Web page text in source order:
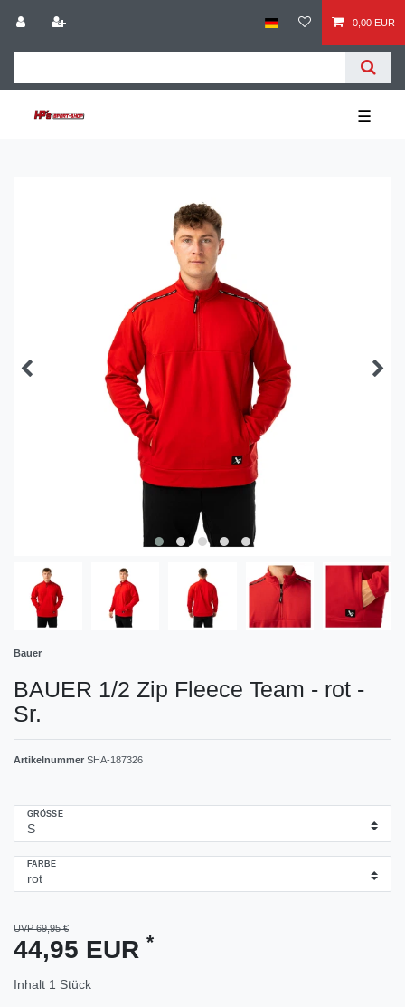
0,00 EUR
☰
Bauer
BAUER 1/2 Zip Fleece Team - rot -
Sr.
Artikelnummer SHA-187326
GRÖSSE
FARBE
UVP 69,95 €
44,95 EUR *
Inhalt 1 Stück